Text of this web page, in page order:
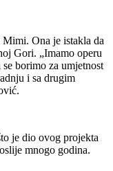
Ona je istakla da
Gori. „Imamo operu
borimo za umjetnost
i sa drugim
je dio ovog projekta
mnogo godina.